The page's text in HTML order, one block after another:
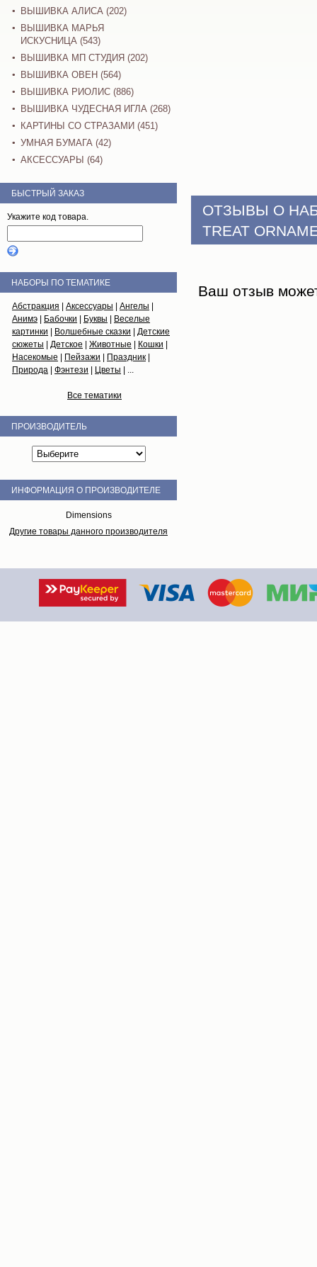
ОТЗЫВЫ О
TREAT
Ваш отзыв
ВЫШИВКА АЛИСА (202)
ВЫШИВКА МАРЬЯ
ИСКУСНИЦА (543)
ВЫШИВКА МП СТУДИЯ (202)
ВЫШИВКА ОВЕН (564)
ВЫШИВКА РИОЛИС (886)
ВЫШИВКА ЧУДЕСНАЯ ИГЛА (268)
КАРТИНЫ СО СТРАЗАМИ (451)
УМНАЯ БУМАГА (42)
АКСЕССУАРЫ (64)
БЫСТРЫЙ ЗАКАЗ
Укажите код товара.
НАБОРЫ ПО ТЕМАТИКЕ
Абстракция Аксессуары Ангелы
Анимэ
Бабочки Буквы
Веселые
картинки
Волшебные сказки
Детские
сюжеты
Детское Животные Кошки
Насекомые
Пейзажи Праздник
Природа
Фэнтези Цветы | ...
Все тематики
ПРОИЗВОДИТЕЛЬ
ИНФОРМАЦИЯ О ПРОИЗВОДИТЕЛЕ
Dimensions
Другие товары данного производителя